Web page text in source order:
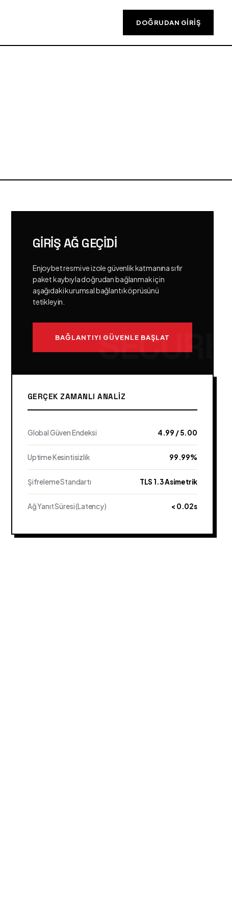
DOĞRUDAN GIRIŞ
GIRIŞ AĞ GEÇIDI
Enjoybet resmi ve izole güvenlik katmanına sıfır
paket kaybıyla doğrudan bağlanmak için
aşağıdaki kurumsal bağlantı köprüsünü
tetikleyin.
BAĞLANTIYI GÜVENLE BAŞLAT
GERÇEK ZAMANLI ANALIZ
Global Güven Endeksi 4.99 / 5.00
Uptime Kesintisizlik 99.99%
Şifreleme Standartı TLS 1.3 Asimetrik
Ağ Yanıt Süresi (Latency) < 0.02s